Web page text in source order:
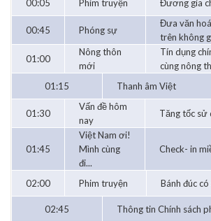
00:05 Phim truyện Đương gia
00:45 Phóng sự
Đưa văn
trên không
01:00
Nông thôn
mới
Tín dụng
cùng nông
01:15
Thanh âm Việt
01:30
Vấn đề hôm
nay
Tăng tốc sử
01:45
Việt Nam ơi!
Mình cùng
đi...
Check- in
02:00 Phim truyện Bánh đúc
02:45 Thông tin Chính sách